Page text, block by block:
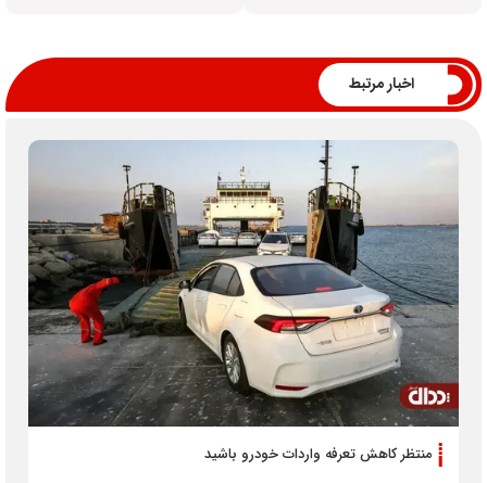
اخبار مرتبط
منتظر کاهش تعرفه واردات خودرو باشید